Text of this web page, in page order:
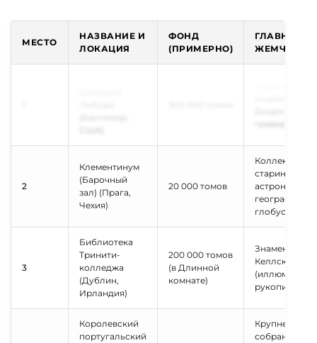
МЕСТО
НАЗВАНИЕ И
ЛОКАЦИЯ
ФОНД
(ПРИМЕРНО)
ГЛАВНАЯ
гравюры
2
Клементинум
(Барочный
зал) (Прага,
Чехия)
20 000 томов
Коллекция
старинных
глобусов
3
Библиотека
Тринити-
колледжа
(Дублин,
Ирландия)
200 000 томов
(в Длинной
комнате)
Знаменитая
Келлская
рукопись IX
Королевский
португальский
Крупнейшее
собрание